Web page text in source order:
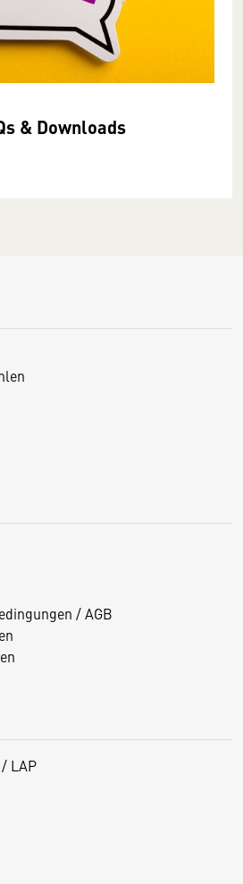
& Downloads
/ AGB
LAP